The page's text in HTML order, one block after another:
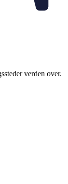
verden over.